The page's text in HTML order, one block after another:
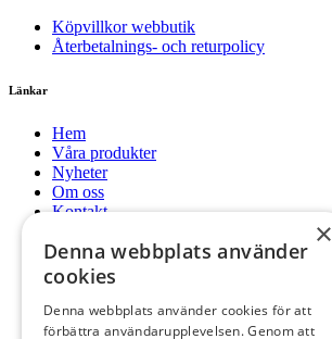
Köpvillkor webbutik
Återbetalnings- och returpolicy
Länkar
Hem
Våra produkter
Nyheter
Om oss
Kontakt
Hem
Våra produkter
Nyheter
Om oss
×
Denna webbplats använder
cookies
Denna webbplats använder cookies för att
förbättra användarupplevelsen. Genom att